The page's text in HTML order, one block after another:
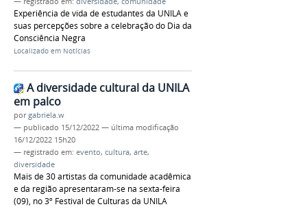
Experiência de vida de estudantes da UNILA e
suas percepções sobre a celebração do Dia da
Consciência Negra
Localizado em Notícias
A diversidade cultural da UNILA
em palco
porgabriela.w
— publicado 15/12/2022 — última modificação
16/12/2022 15h20
— registrado em: evento, cultura, arte,
diversidade
Mais de 30 artistas da comunidade acadêmica
e da região apresentaram-se na sexta-feira
(09), no 3º Festival de Culturas da UNILA